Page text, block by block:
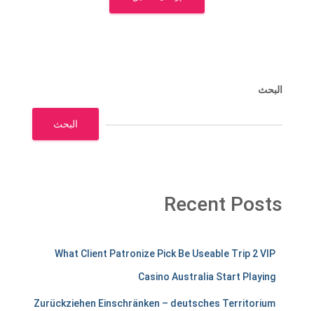
البحث
البحث
Recent Posts
e
What Client Patronize Pick Be Useable Trip 2 VIP
Casino Australia Start Playing
Zurückziehen Einschränken – deutsches Territorium